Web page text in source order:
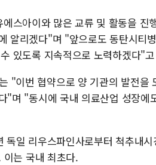
스아이와 많은 교류 및 활동을 진
알리겠다"며 "앞으로도 동탄시티
있도록 지속적으로 노력하겠다"
"이번 협약으로 양 기관의 발전을
"며 "동시에 국내 의료산업 성장에
독일 리우스파인사로부터 척추내
는 국내 최초다.